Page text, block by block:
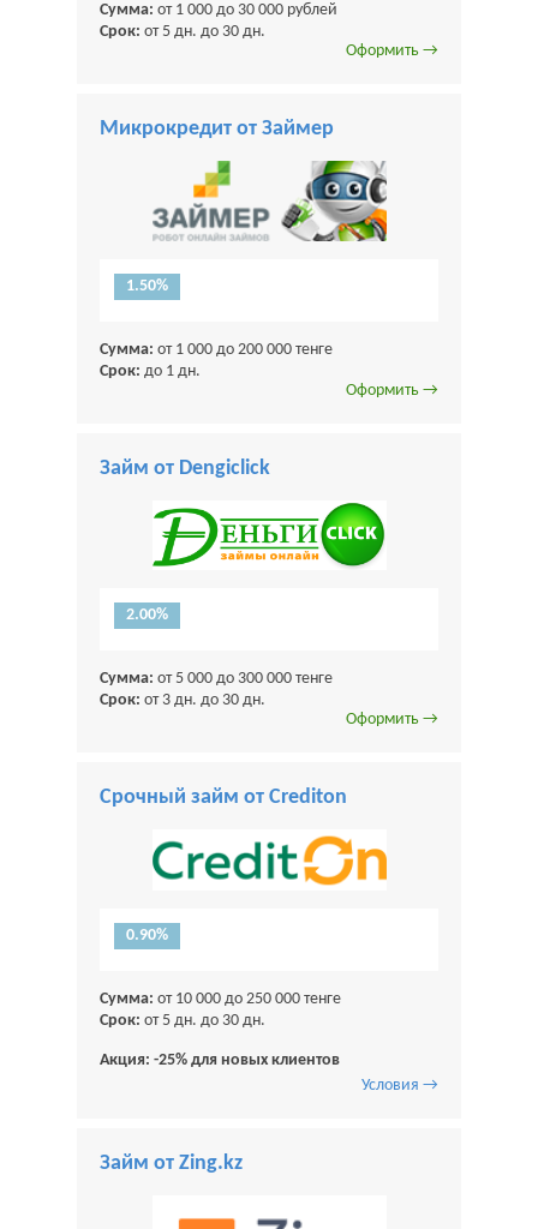
Сумма: от 1 000 до 30 000 рублей
Срок: от 5 дн. до 30 дн.
Оформить →
Микрокредит от Займер
1.50%
Сумма: от 1 000 до 200 000 тенге
Срок: до 1 дн.
Оформить →
Займ от Dengiclick
2.00%
Сумма: от 5 000 до 300 000 тенге
Срок: от 3 дн. до 30 дн.
Оформить →
Срочный займ от Crediton
0.90%
Сумма: от 10 000 до 250 000 тенге
Срок: от 5 дн. до 30 дн.
Акция: -25% для новых клиентов
Условия →
Займ от Zing.kz